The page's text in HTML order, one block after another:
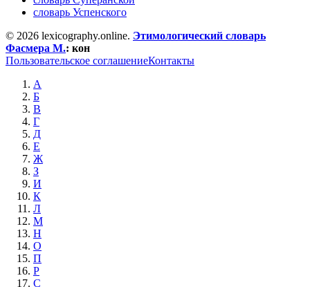
словарь Успенского
© 2026 lexicography.online. Этимологический словарь
Фасмера М.: кон
Пользовательское соглашениеКонтакты
А
Б
В
Г
Д
Е
Ж
З
И
К
Л
М
Н
О
П
Р
С